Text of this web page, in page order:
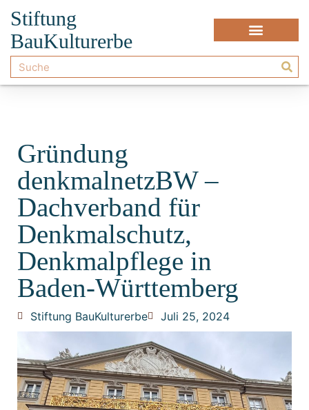
Stiftung
BauKulturerbe
Gründung
denkmalnetzBW –
Dachverband für
Denkmalschutz,
Denkmalpflege in
Baden-Württemberg
Stiftung BauKulturerbe Juli 25, 2024